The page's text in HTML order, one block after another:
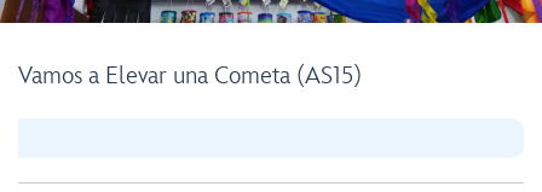
Vamos a Elevar una Cometa (AS15)